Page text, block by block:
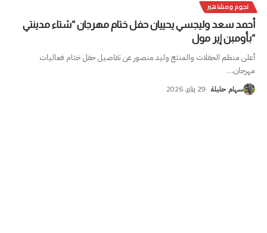
نجوم ومشاهير
أحمد سعد وليجسي يحييان حفل ختام مهرجان “شتاء مدينتي
“بأومبن إير مول
أعلن منظم الحفلات والمنتج وليد منصور عن تفاصيل حفل ختام فعاليات
مهرجان…
سهام حليلة 29 يناير، 2026